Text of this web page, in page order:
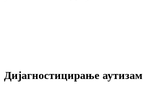
Дијагностицирање аутизам